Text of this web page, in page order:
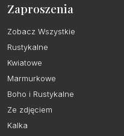
Zaproszenia
Zobacz Wszystkie
Rustykalne
Kwiatowe
Marmurkowe
Boho i Rustykalne
Ze zdjęciem
Kalka